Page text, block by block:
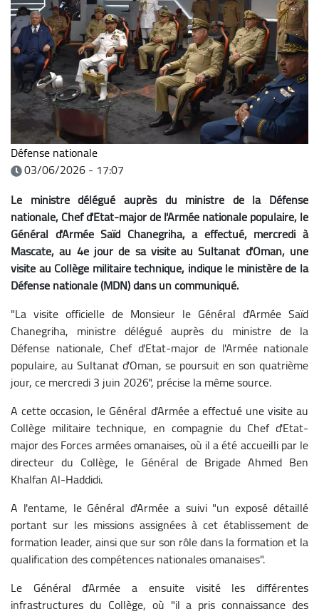
Défense nationale
03/06/2026 - 17:07
Le ministre délégué auprès du ministre de la Défense
nationale, Chef d'Etat-major de l'Armée nationale populaire, le
Général d'Armée Saïd Chanegriha, a effectué, mercredi à
Mascate, au 4e jour de sa visite au Sultanat d'Oman, une
visite au Collège militaire technique, indique le ministère de la
Défense nationale (MDN) dans un communiqué.
"La visite officielle de Monsieur le Général d'Armée Saïd
Chanegriha, ministre délégué auprès du ministre de la
Défense nationale, Chef d'Etat-major de l'Armée nationale
populaire, au Sultanat d'Oman, se poursuit en son quatrième
jour, ce mercredi 3 juin 2026", précise la même source.
A cette occasion, le Général d'Armée a effectué une visite au
Collège militaire technique, en compagnie du Chef d'Etat-
major des Forces armées omanaises, où il a été accueilli par le
directeur du Collège, le Général de Brigade Ahmed Ben
Khalfan Al-Haddidi.
A l'entame, le Général d'Armée a suivi "un exposé détaillé
portant sur les missions assignées à cet établissement de
formation leader, ainsi que sur son rôle dans la formation et la
qualification des compétences nationales omanaises".
Le Général d'Armée a ensuite visité les différentes
infrastructures du Collège, où "il a pris connaissance des